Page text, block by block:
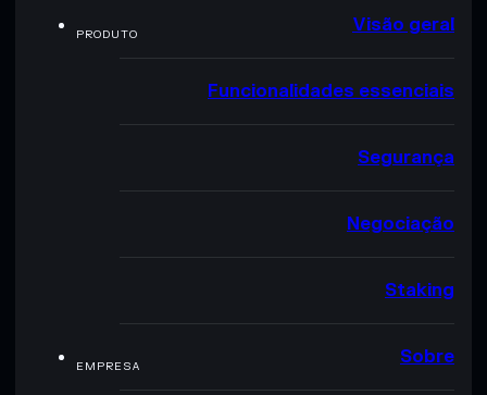
PRODUTO Visão geral
Funcionalidades essenciais
Segurança
Negociação
Staking
EMPRESA Sobre